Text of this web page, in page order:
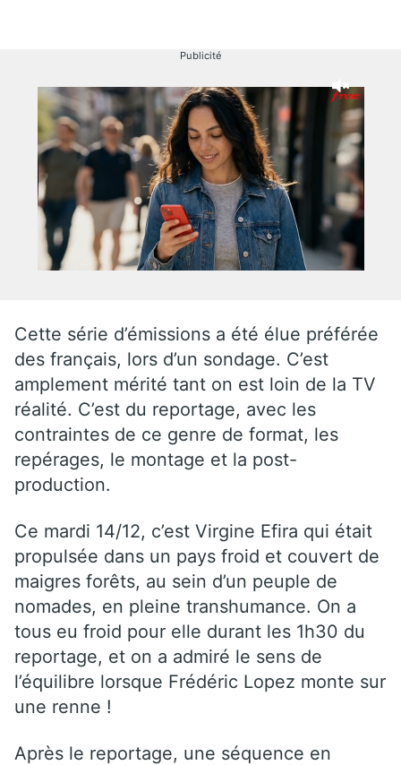
Publicité
Cette série d’émissions a été élue préférée
des français, lors d’un sondage. C’est
amplement mérité tant on est loin de la TV
réalité. C’est du reportage, avec les
contraintes de ce genre de format, les
repérages, le montage et la post-
production.
Ce mardi 14/12, c’est Virgine Efira qui était
propulsée dans un pays froid et couvert de
maigres forêts, au sein d’un peuple de
nomades, en pleine transhumance. On a
tous eu froid pour elle durant les 1h30 du
reportage, et on a admiré le sens de
l’équilibre lorsque Frédéric Lopez monte sur
une renne !
Après le reportage, une séquence en